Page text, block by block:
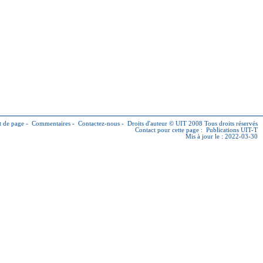
de page - Commentaires - Contactez-nous - Droits d'auteur © UIT 2008 Tous droits réservés
Contact pour cette page : Publications UIT-T
Mis à jour le : 2022-03-30